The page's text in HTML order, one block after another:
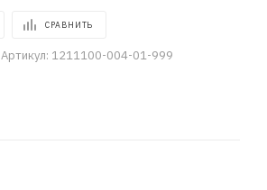
СРАВНИТЬ
Артикул: 1211100-004-01-999